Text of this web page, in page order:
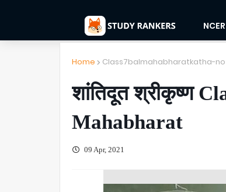
Home Class7balmahabharatkatha-
शांतिदूत श्रीकृष्ण
Mahabharat
09 Apr, 2021